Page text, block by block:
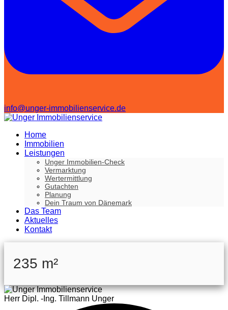
info@unger-immobilienservice.de
Home
Immobilien
Leistungen
Unger Immobilien-Check
Vermarktung
Wertermittlung
Gutachten
Planung
Dein Traum von Dänemark
Das Team
Aktuelles
Kontakt
235 m²
Herr Dipl. -Ing. Tillmann Unger